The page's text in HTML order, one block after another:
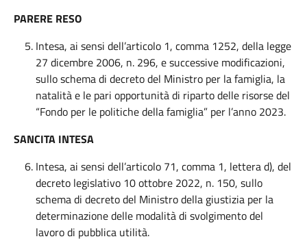
PARERE RESO
Intesa, ai sensi dell’articolo 1, comma 1252, della legge
27 dicembre 2006, n. 296, e successive modificazioni,
sullo schema di decreto del Ministro per la famiglia, la
natalità e le pari opportunità di riparto delle risorse del
“Fondo per le politiche della famiglia” per l’anno 2023.
SANCITA INTESA
Intesa, ai sensi dell’articolo 71, comma 1, lettera d), del
decreto legislativo 10 ottobre 2022, n. 150, sullo
schema di decreto del Ministro della giustizia per la
determinazione delle modalità di svolgimento del
lavoro di pubblica utilità.